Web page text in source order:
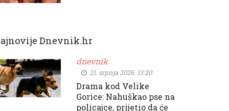
Dnevnik.hr
dnevnik
21. srpnja 2026. 13:20
Drama kod Velike
Gorice: Nahuškao pse na
policajce, prijetio da će